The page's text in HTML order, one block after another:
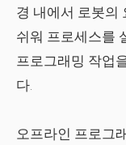
경 내에서 로봇의
쉬워 프로세스를
프로그래밍 작업
다.
오프라인 프로그